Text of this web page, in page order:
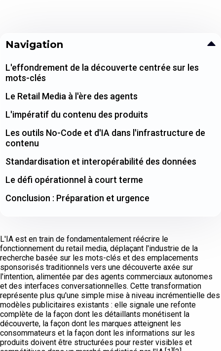
L'IA est en train de fondamentalement réécrire le
fonctionnement du retail media, déplaçant l'industrie de la
recherche basée sur les mots-clés et des emplacements
sponsorisés traditionnels vers une découverte axée sur
l'intention, alimentée par des agents commerciaux autonomes
et des interfaces conversationnelles. Cette transformation
représente plus qu'une simple mise à niveau incrémentielle des
modèles publicitaires existants : elle signale une refonte
complète de la façon dont les détaillants monétisent la
découverte, la façon dont les marques atteignent les
consommateurs et la façon dont les informations sur les
produits doivent être structurées pour rester visibles et
Navigation
L'effondrement de la découverte centrée sur les
mots-clés
Le Retail Media à l'ère des agents
L'impératif du contenu des produits
Les outils No-Code et d'IA dans l'infrastructure de
contenu
Standardisation et interopérabilité des données
Le défi opérationnel à court terme
Conclusion : Préparation et urgence